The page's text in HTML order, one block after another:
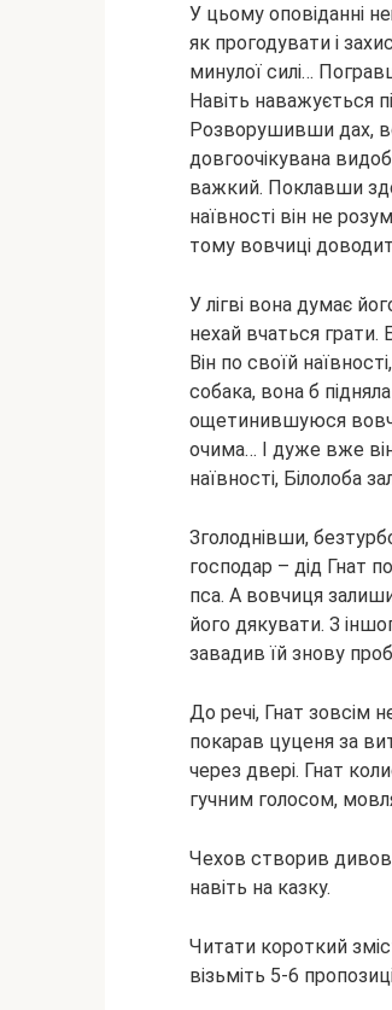
У цьому оповіданні
як прогодувати і
минулої силі…
Навіть наважується
Розворушивши дах,
довгоочікувана
важкий. Поклавши
наївності він не
тому вовчиці
У лігві вона думає
нехай вчаться грати.
Він по своїй
собака, вона б
ощетинившуюся
очима… І дуже вже
наївності, Білолоба
Зголоднівши,
господар – дід Гнат
пса. А вовчиця
його дякувати. З
завадив їй знову
До речі, Гнат зовсім
покарав цуценя за
через двері. Гнат
гучним голосом,
Чехов створив
навіть на казку.
Читати короткий
візьміть 5-6